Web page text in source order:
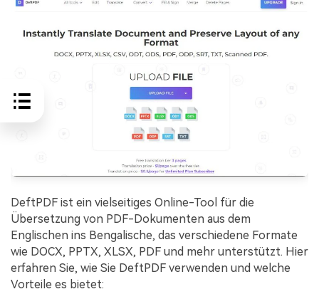
DeftPDF ist ein vielseitiges Online-Tool für die
Übersetzung von PDF-Dokumenten aus dem
Englischen ins Bengalische, das verschiedene Formate
wie DOCX, PPTX, XLSX, PDF und mehr unterstützt. Hier
erfahren Sie, wie Sie DeftPDF verwenden und welche
Vorteile es bietet: